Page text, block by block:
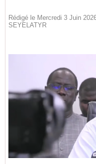
Rédigé le Mercredi 3 Juin
SEYELATYR